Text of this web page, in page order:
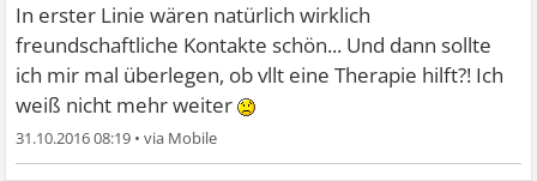
In erster Linie wären natürlich wirklich
freundschaftliche Kontakte schön... Und dann sollte
ich mir mal überlegen, ob vllt eine Therapie hilft?! Ich
weiß nicht mehr weiter
31.10.2016 08:19 •